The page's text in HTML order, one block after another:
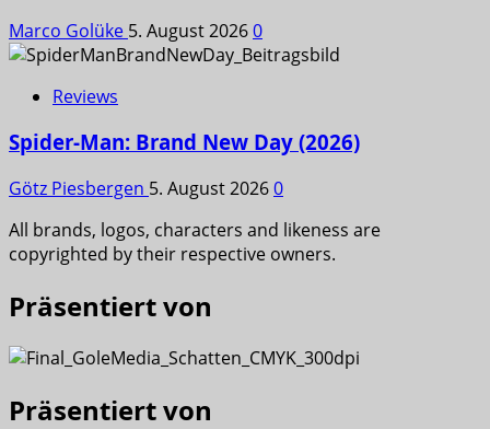
Marco Golüke 5. August 20260
Reviews
Spider-Man: Brand New Day (2026)
Götz Piesbergen 5. August 20260
All brands, logos, characters and likeness are
copyrighted by their respective owners.
Präsentiert von
Präsentiert von